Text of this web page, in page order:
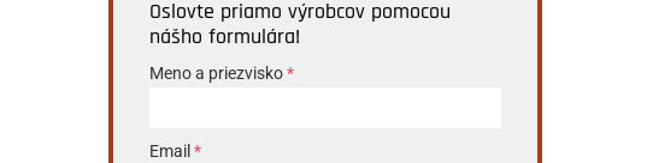
Oslovte priamo výrobcov pomocou
nášho formulára!
Meno a priezvisko*
Email *